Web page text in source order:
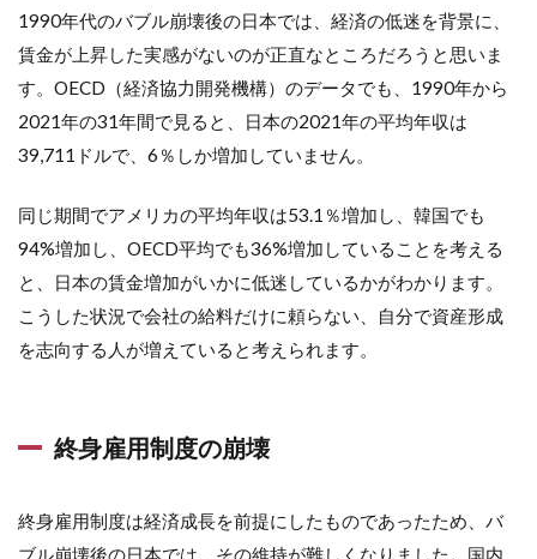
1990年代のバブル崩壊後の日本では、経済の低迷を背景に、
賃金が上昇した実感がないのが正直なところだろうと思いま
す。OECD（経済協力開発機構）のデータでも、1990年から
2021年の31年間で見ると、日本の2021年の平均年収は
39,711ドルで、6％しか増加していません。
同じ期間でアメリカの平均年収は53.1％増加し、韓国でも
94%増加し、OECD平均でも36%増加していることを考える
と、日本の賃金増加がいかに低迷しているかがわかります。
こうした状況で会社の給料だけに頼らない、自分で資産形成
を志向する人が増えていると考えられます。
終身雇用制度の崩壊
終身雇用制度は経済成長を前提にしたものであったため、バ
ブル崩壊後の日本では、その維持が難しくなりました。国内